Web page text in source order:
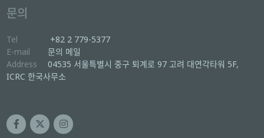
문의
Tel
+82 2 779-5377
E-mail
문의 메일
Address
04535 서울특별시 중구 퇴계로 97 고려 대연각타워 5F,
ICRC 한국사무소